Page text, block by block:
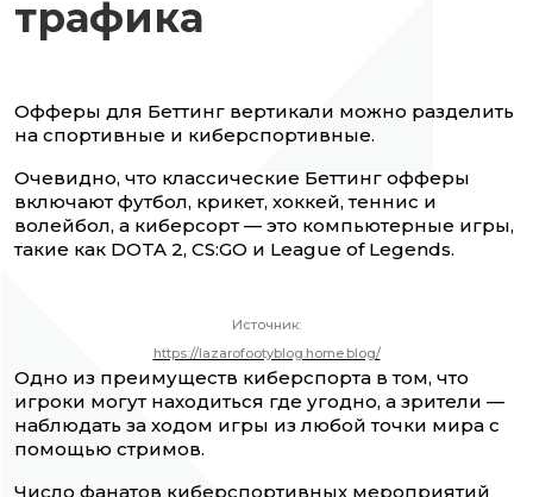
трафика
Офферы для Беттинг вертикали можно разделить
на спортивные и киберспортивные.
Очевидно, что классические Беттинг офферы
включают футбол, крикет, хоккей, теннис и
волейбол, а киберсорт — это компьютерные игры,
такие как DOTA 2, CS:GO и League of Legends.
Источник:
https://lazarofootyblog.home.blog/
Одно из преимуществ киберспорта в том, что
игроки могут находиться где угодно, а зрители —
наблюдать за ходом игры из любой точки мира с
помощью стримов.
Число фанатов киберспортивных мероприятий